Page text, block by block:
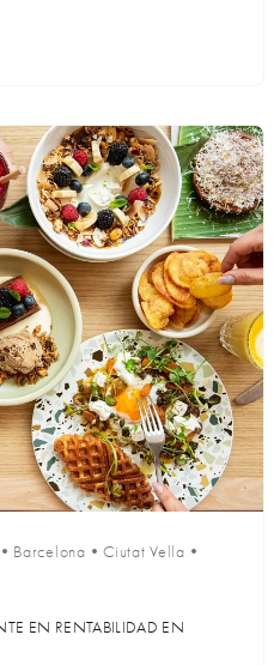
• Barcelona •Ciutat Vella •
EN RENTABILIDAD EN